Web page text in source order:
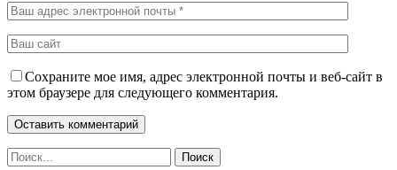
Сохраните мое имя, адрес электронной почты и веб-сайт в
этом браузере для следующего комментария.